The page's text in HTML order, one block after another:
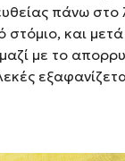
πάνω στο
στόμιο, και
με το